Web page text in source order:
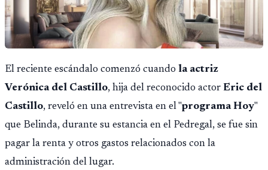
El reciente escándalo comenzó cuando la actriz
Verónica del Castillo, hija del reconocido actor Eric del
Castillo, reveló en una entrevista en el "programa Hoy"
que Belinda, durante su estancia en el Pedregal, se fue sin
pagar la renta y otros gastos relacionados con la
administración del lugar.